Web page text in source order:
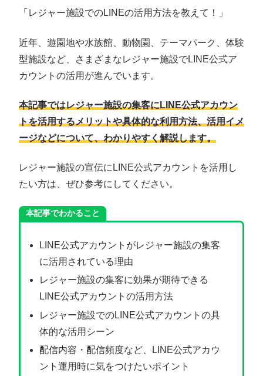
「レジャー施設でのLINEの活用方法を教えて！」
近年、遊園地や水族館、動物園、テーマパーク、体験
型施設など、さまざまなレジャー施設でLINE公式ア
カウントの活用が進んでいます。
本記事ではレジャー施設の集客にLINE公式アカウン
トを活用するメリットや具体的な利用方法、活用イメ
ージなどについて、わかりやすく解説します。
レジャー施設の宣伝にLINE公式アカウントを活用し
たい方は、ぜひ参考にしてください。
本記事でわかること
LINE公式アカウントがレジャー施設の集客
に活用されている理由
レジャー施設の集客に効果が期待できる
LINE公式アカウントの活用方法
レジャー施設でのLINE公式アカウントの具
体的な活用シーン
配信内容・配信頻度など、LINE公式アカウ
ント運用時に気をつけたいポイント